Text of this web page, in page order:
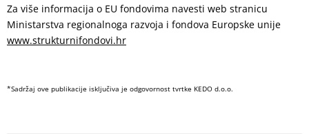
Za više informacija o EU fondovima navesti web stranicu
Ministarstva regionalnoga razvoja i fondova Europske unije
www.strukturnifondovi.hr
*Sadržaj ove publikacije isključiva je odgovornost tvrtke KEDO d.o.o.